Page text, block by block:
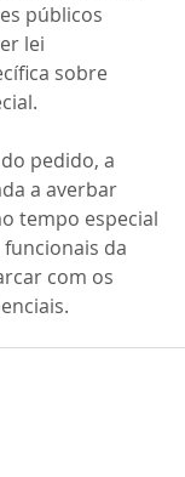
públicos
lei
sobre
pedido, a
a averbar
tempo especial
da
com os